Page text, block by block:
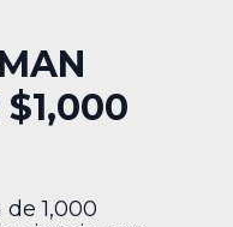
1,000